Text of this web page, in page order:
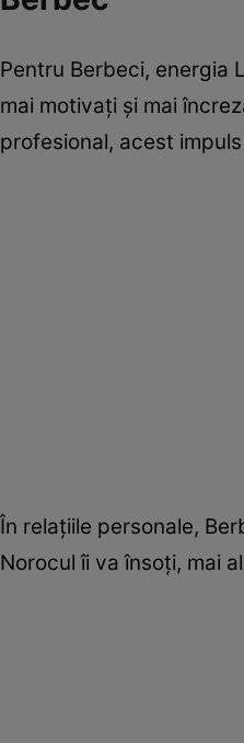
Pentru Berbeci, energia
mai motivați și mai
profesional, acest
În relațiile personale,
Norocul îi va însoți, mai